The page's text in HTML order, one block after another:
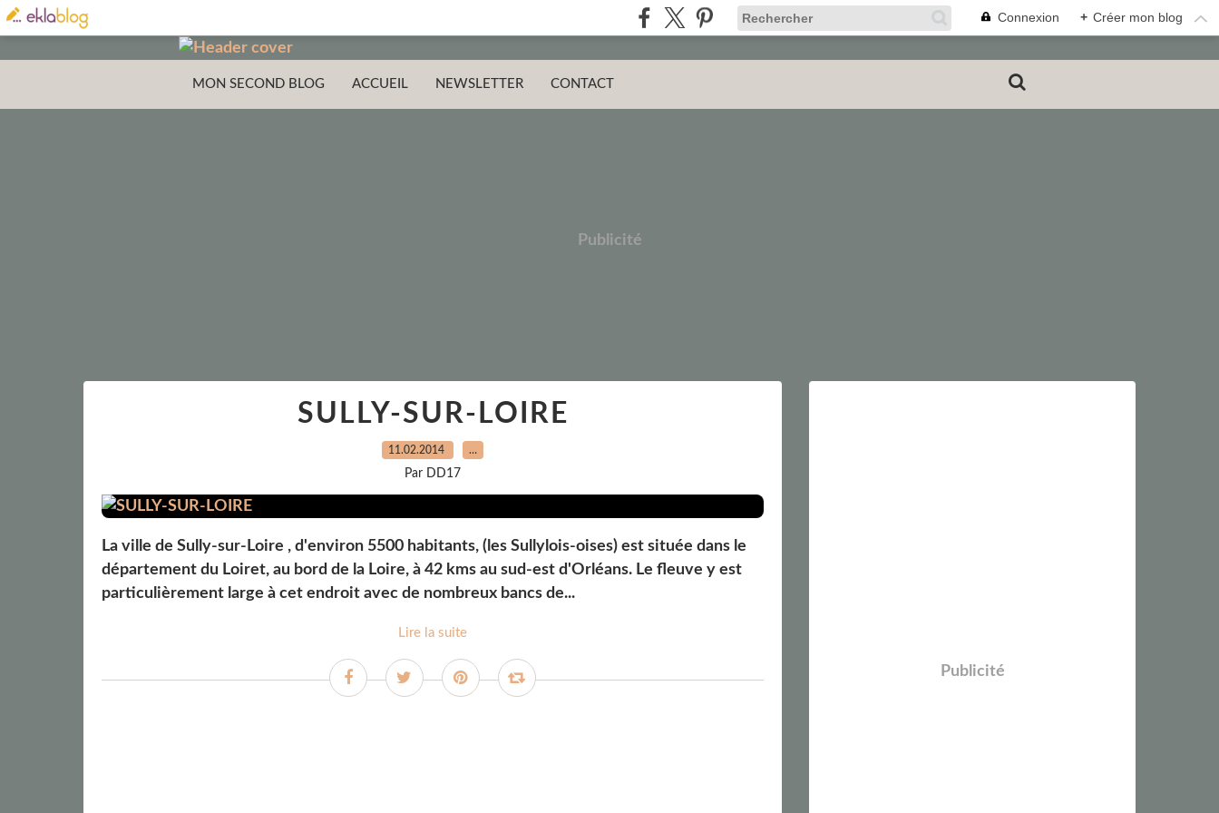
Connexion + Créer mon blog
MON SECOND BLOG ACCUEIL NEWSLETTER CONTACT
Publicité
SULLY-SUR-LOIRE
11.02.2014 …
Par DD17
La ville de Sully-sur-Loire , d'environ 5500 habitants, (les Sullylois-oises) est située dans le
département du Loiret, au bord de la Loire, à 42 kms au sud-est d'Orléans. Le fleuve y est
particulièrement large à cet endroit avec de nombreux bancs de...
Lire la suite
Publicité